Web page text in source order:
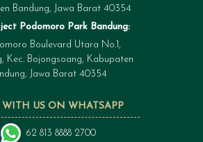
US ON WHATSAPP
62 813 8888 2700
Bandung, Jawa Barat 40354
Podomoro Park Bandung:
Boulevard Utara No.1,
Kec. Bojongsoang, Kabupaten
Jawa Barat 40354